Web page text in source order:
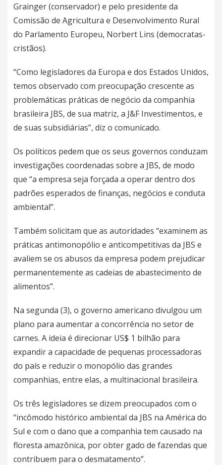
Grainger (conservador) e pelo presidente da
Comissão de Agricultura e Desenvolvimento Rural
do Parlamento Europeu, Norbert Lins (democratas-
cristãos).
“Como legisladores da Europa e dos Estados Unidos,
temos observado com preocupação crescente as
problemáticas práticas de negócio da companhia
brasileira JBS, de sua matriz, a J&F Investimentos, e
de suas subsidiárias”, diz o comunicado.
Os políticos pedem que os seus governos conduzam
investigações coordenadas sobre a JBS, de modo
que “a empresa seja forçada a operar dentro dos
padrões esperados de finanças, negócios e conduta
ambiental”.
Também solicitam que as autoridades “examinem as
práticas antimonopólio e anticompetitivas da JBS e
avaliem se os abusos da empresa podem prejudicar
permanentemente as cadeias de abastecimento de
alimentos”.
Na segunda (3), o governo americano divulgou um
plano para aumentar a concorrência no setor de
carnes. A ideia é direcionar US$ 1 bilhão para
expandir a capacidade de pequenas processadoras
do país e reduzir o monopólio das grandes
companhias, entre elas, a multinacional brasileira.
Os três legisladores se dizem preocupados com o
“incômodo histórico ambiental da JBS na América do
Sul e com o dano que a companhia tem causado na
floresta amazônica, por obter gado de fazendas que
contribuem para o desmatamento”.